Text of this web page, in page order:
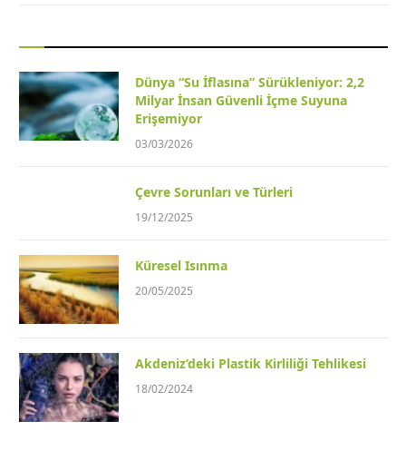
Dünya “Su İflasına” Sürükleniyor: 2,2
Milyar İnsan Güvenli İçme Suyuna
Erişemiyor
03/03/2026
Çevre Sorunları ve Türleri
19/12/2025
Küresel Isınma
20/05/2025
Akdeniz’deki Plastik Kirliliği Tehlikesi
18/02/2024